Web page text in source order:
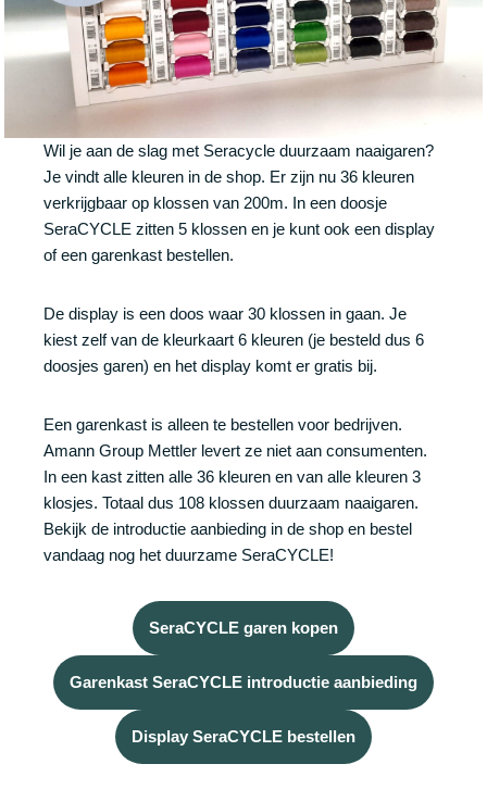
Wil je aan de slag met Seracycle duurzaam naaigaren?
Je vindt alle kleuren in de shop. Er zijn nu 36 kleuren
verkrijgbaar op klossen van 200m. In een doosje
SeraCYCLE zitten 5 klossen en je kunt ook een display
of een garenkast bestellen.
De display is een doos waar 30 klossen in gaan. Je
kiest zelf van de kleurkaart 6 kleuren (je besteld dus 6
doosjes garen) en het display komt er gratis bij.
Een garenkast is alleen te bestellen voor bedrijven.
Amann Group Mettler levert ze niet aan consumenten.
In een kast zitten alle 36 kleuren en van alle kleuren 3
klosjes. Totaal dus 108 klossen duurzaam naaigaren.
Bekijk de introductie aanbieding in de shop en bestel
vandaag nog het duurzame SeraCYCLE!
SeraCYCLE garen kopen
Garenkast SeraCYCLE introductie aanbieding
Display SeraCYCLE bestellen